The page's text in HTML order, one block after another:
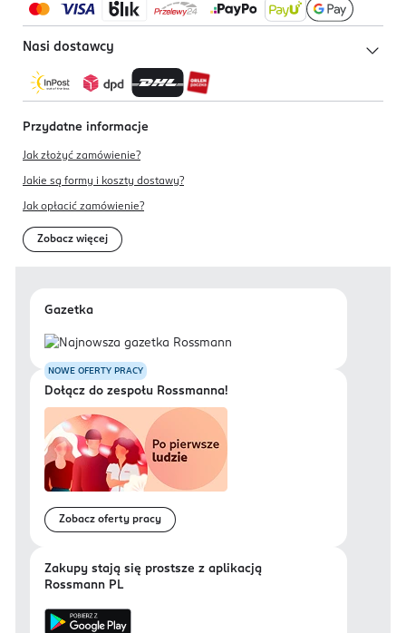
Nasi dostawcy
Przydatne informacje
Jak złożyć zamówienie?
Jakie są formy i koszty dostawy?
Jak opłacić zamówienie?
Zobacz więcej
Gazetka
NOWE OFERTY PRACY
Dołącz do zespołu Rossmanna!
Zobacz oferty pracy
Zakupy stają się prostsze z aplikacją
Rossmann PL